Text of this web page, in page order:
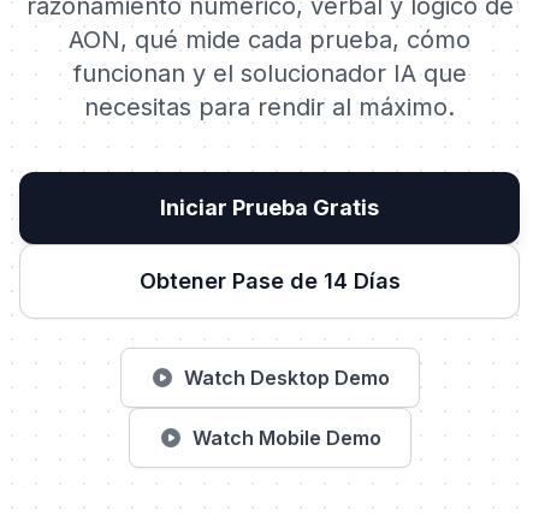
razonamiento numérico, verbal y lógico de
AON, qué mide cada prueba, cómo
funcionan y el solucionador IA que
necesitas para rendir al máximo.
Iniciar Prueba Gratis
Obtener Pase de 14 Días
Watch Desktop Demo
Watch Mobile Demo